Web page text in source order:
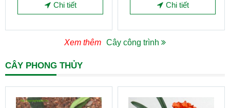
Chi tiết Chi tiết
Xem thêm Cây công trình
CÂY PHONG THỦY